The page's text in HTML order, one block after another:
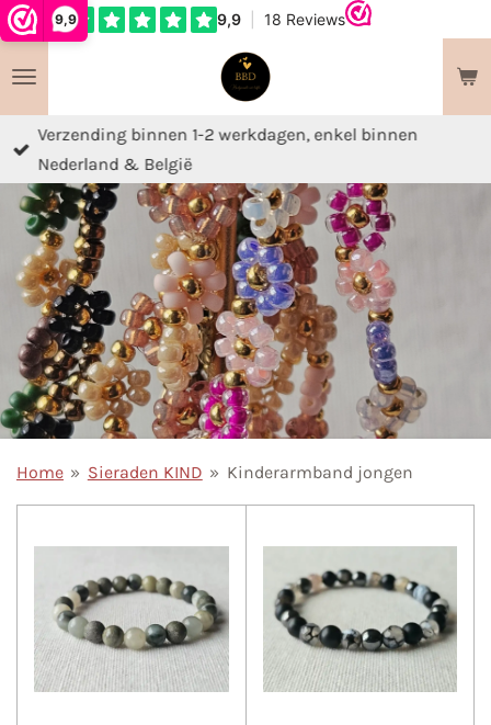
9,9
Ga
naar
de
hoofdinhoud
Verzending binnen 1-2 werkdagen, enkel binnen
Nederland & België
Home » Sieraden KIND » Kinderarmband jongen